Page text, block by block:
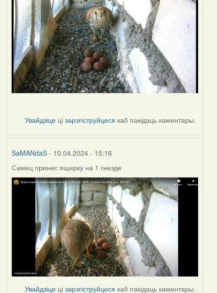
Увайдзіце цізарэгіструйцеся каб пакідаць каментары.
SaMANdaS- 10.04.2024 - 15:16
Самец принес ящерку на 1 гнезде
Увайдзіце цізарэгіструйцеся каб пакідаць каментары.